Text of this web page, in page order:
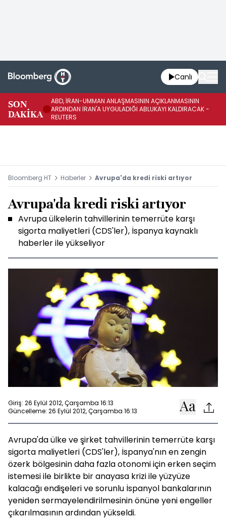
Canlı
SON
DAKİKA
ABD, İRAN-UMMAN ANLAŞMASININ AÇIKLANMASININ
ARDINDAN İRAN'A UYGULADIĞI ABLUKAYI KALDIRACAK -
REUTERS
Bloomberg HT Haberler Avrupa'da kredi riski artıyor
Avrupa'da kredi riski artıyor
Avrupa ülkelerin tahvillerinin temerrüte karşı
sigorta maliyetleri (CDS'ler), İspanya kaynaklı
haberler ile yükseliyor
Giriş: 26 Eylül 2012, Çarşamba 16:13
Güncelleme: 26 Eylül 2012, Çarşamba 16:13
Avrupa'da ülke ve şirket tahvillerinin temerrüte karşı
sigorta maliyetleri (CDS'ler), İspanya'nın en zengin
özerk bölgesinin daha fazla otonomi için erken seçim
istemesi ile birlikte bir anayasa krizi ile yüzyüze
kalacağı endişeleri ve sorunlu İspanyol bankalarının
yeniden sermayelendirilmesinin önüne yeni engeller
çıkarılmasının ardından yükseldi.